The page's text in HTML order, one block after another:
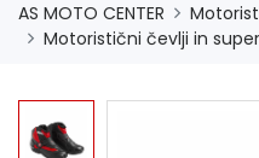
AS MOTO CENTER
Motoristični čevlji in